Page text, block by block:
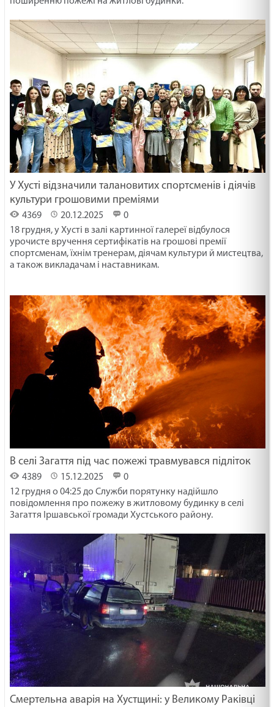
У Хусті відзначили талановитих спортсменів і діячів
культури грошовими преміями
4369 20.12.2025
0
18 грудня, у Хусті в залі картинної галереї відбулося
урочисте вручення сертифікатів на грошові премії
спортсменам, їхнім тренерам, діячам культури й мистецтва,
а також викладачам і наставникам.
В селі Загаття під час пожежі травмувався підліток
4389 15.12.2025
0
12 грудня о 04:25 до Служби порятунку надійшло
повідомлення про пожежу в житловому будинку в селі
Загаття Іршавської громади Хустського району.
Смертельна аварія на Хустщині: у Великому Раківці